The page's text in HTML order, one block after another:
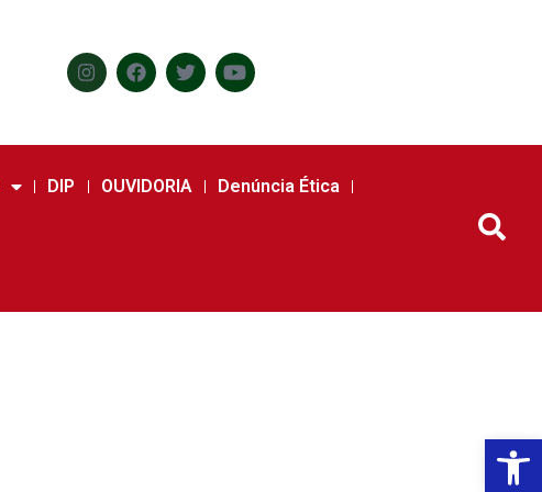
DIP OUVIDORIA Denúncia Ética